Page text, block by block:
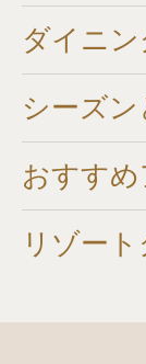
ダイニ
シーズ
おすす
リゾー